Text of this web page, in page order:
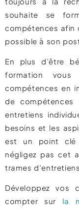
souhaite se
compétences afin
possible à son
En plus d’être
formation
compétences en
de compétences
entretiens
besoins et les
est un point clé
négligez pas cet
trames
Développez vos
compter sur la